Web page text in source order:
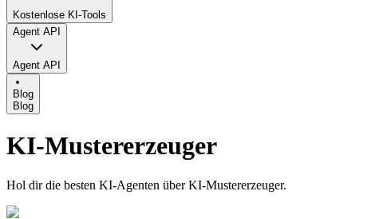
Kostenlose KI-Tools
Agent API
Agent API
Blog
Blog
KI-Mustererzeuger
Hol dir die besten KI-Agenten über KI-Mustererzeuger.